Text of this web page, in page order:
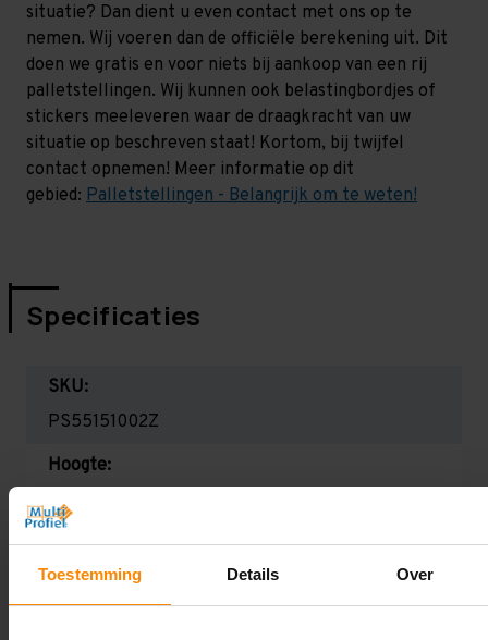
Toestemming Details Over
situatie? Dan dient u even contact met ons op te
nemen. Wij voeren dan de officiële berekening uit. Dit
doen we gratis en voor niets bij aankoop van een rij
palletstellingen. Wij kunnen ook belastingbordjes of
stickers meeleveren waar de draagkracht van uw
situatie op beschreven staat! Kortom, bij twijfel
contact opnemen! Meer informatie op dit
gebied: Palletstellingen - Belangrijk om te weten!
Specificaties
SKU:
PS55151002Z
Hoogte:
5.500 mm
Diepte:
1.100 mm